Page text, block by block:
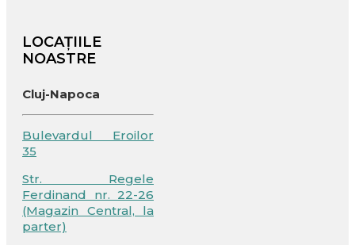
LOCAȚIILE
NOASTRE
Cluj-Napoca
Bulevardul Eroilor
35
Str. Regele
Ferdinand nr. 22-26
(Magazin Central, la
parter)